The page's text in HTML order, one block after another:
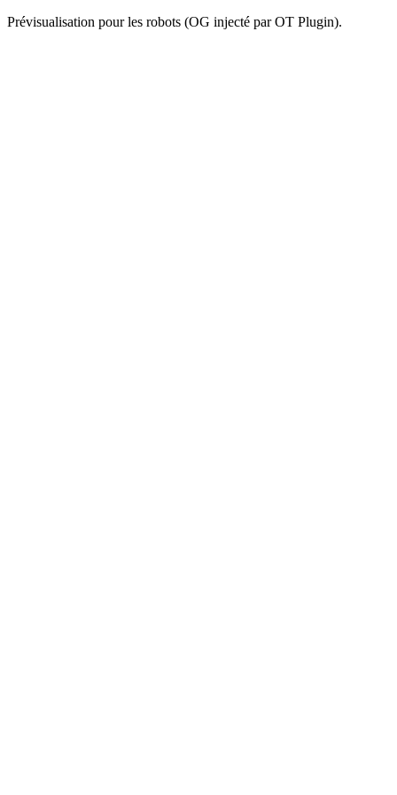
Prévisualisation pour les robots (OG injecté par OT Plugin).